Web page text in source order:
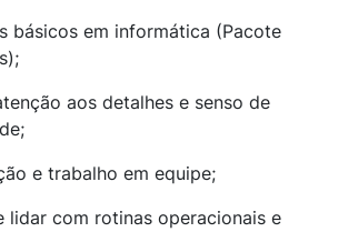
básicos em informática (Pacote
aos detalhes e senso de
e trabalho em equipe;
lidar com rotinas operacionais e